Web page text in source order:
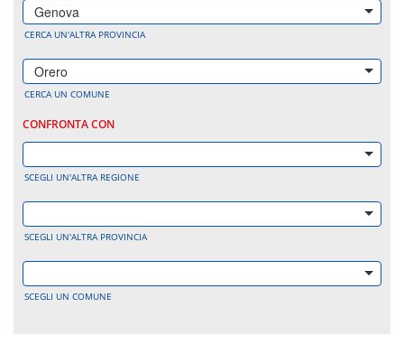
Genova
CERCA UN'ALTRA PROVINCIA
Orero
CERCA UN COMUNE
CONFRONTA CON
SCEGLI UN'ALTRA REGIONE
SCEGLI UN'ALTRA PROVINCIA
SCEGLI UN COMUNE